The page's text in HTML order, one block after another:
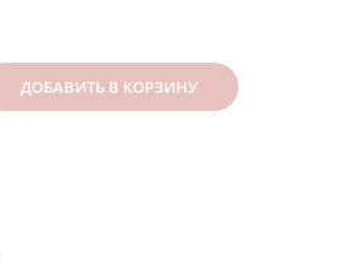
ДОБАВИТЬ В КОРЗИНУ